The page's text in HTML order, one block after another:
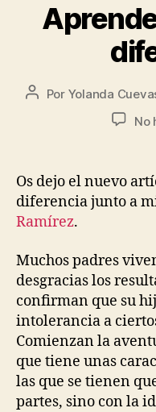
Por Yolanda
No
Os dejo el nuevo
diferencia junto a
Ramírez.
Muchos padres
desgracias los
confirman que su
intolerancia a
Comienzan la
que tiene unas
las que se tienen
partes, sino con la